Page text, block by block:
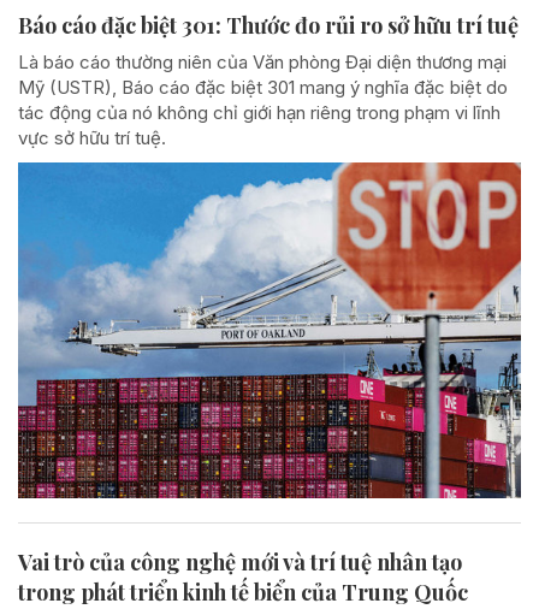
Báo cáo đặc biệt 301: Thước đo rủi ro sở hữu trí tuệ
Là báo cáo thường niên của Văn phòng Đại diện thương mại
Mỹ (USTR), Báo cáo đặc biệt 301 mang ý nghĩa đặc biệt do
tác động của nó không chỉ giới hạn riêng trong phạm vi lĩnh
vực sở hữu trí tuệ.
Vai trò của công nghệ mới và trí tuệ nhân tạo
trong phát triển kinh tế biển của Trung Quốc